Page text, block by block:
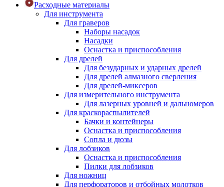
Расходные материалы
Для инструмента
Для граверов
Наборы насадок
Насадки
Оснастка и приспособления
Для дрелей
Для безударных и ударных дрелей
Для дрелей алмазного сверления
Для дрелей-миксеров
Для измерительного инструмента
Для лазерных уровней и дальномеров
Для краскораспылителей
Бачки и контейнеры
Оснастка и приспособления
Сопла и дюзы
Для лобзиков
Оснастка и приспособления
Пилки для лобзиков
Для ножниц
Для перфораторов и отбойных молотков